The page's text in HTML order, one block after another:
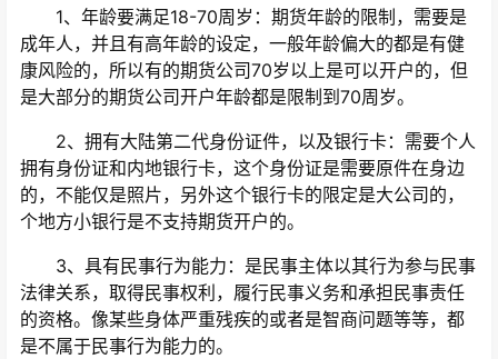
1、年龄要满足18-70周岁：期货年龄的限制，需要是
成年人，并且有高年龄的设定，一般年龄偏大的都是有健
康风险的，所以有的期货公司70岁以上是可以开户的，但
是大部分的期货公司开户年龄都是限制到70周岁。
2、拥有大陆第二代身份证件，以及银行卡：需要个人
拥有身份证和内地银行卡，这个身份证是需要原件在身边
的，不能仅是照片，另外这个银行卡的限定是大公司的，
个地方小银行是不支持期货开户的。
3、具有民事行为能力：是民事主体以其行为参与民事
法律关系，取得民事权利，履行民事义务和承担民事责任
的资格。像某些身体严重残疾的或者是智商问题等等，都
是不属于民事行为能力的。